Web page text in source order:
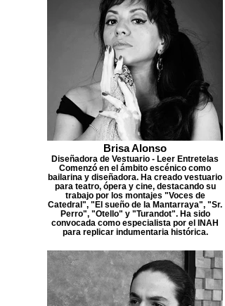
Brisa Alonso
Diseñadora de Vestuario - Leer Entretelas
Comenzó en el ámbito escénico como
bailarina y diseñadora. Ha creado vestuario
para teatro, ópera y cine, destacando su
trabajo por los montajes "Voces de
Catedral", "El sueño de la Mantarraya", "Sr.
Perro", "Otello" y "Turandot". Ha sido
convocada como especialista por el INAH
para replicar indumentaria histórica.